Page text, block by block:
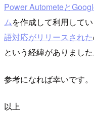
Power Autometeと
ムを作成して利用してい
語対応がリリースされた
という経緯がありました
参考になれば幸いです。
以上